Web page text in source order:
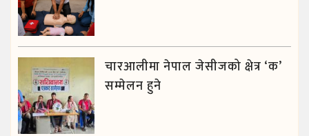
चारआलीमा नेपाल जेसीजको क्षेत्र ‘क’
सम्मेलन हुने